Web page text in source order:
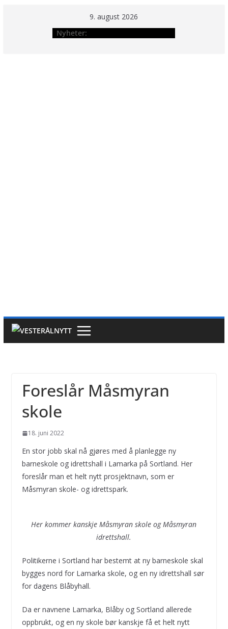
9. august 2026
Nyheter:
Foreslår Måsmyran
skole
18. juni 2022
En stor jobb skal nå gjøres med å planlegge ny
barneskole og idrettshall i Lamarka på Sortland. Her
foreslår man et helt nytt prosjektnavn, som er
Måsmyran skole- og idrettspark.
Her kommer kanskje Måsmyran skole og Måsmyran
idrettshall.
Politikerne i Sortland har bestemt at ny barneskole skal
bygges nord for Lamarka skole, og en ny idrettshall sør
for dagens Blåbyhall.
Da er navnene Lamarka, Blåby og Sortland allerede
oppbrukt, og en ny skole bør kanskje få et helt nytt